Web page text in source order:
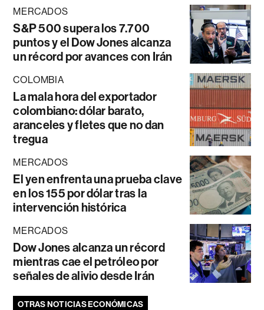
MERCADOS
S&P 500 supera los 7.700
puntos y el Dow Jones alcanza
un récord por avances con Irán
COLOMBIA
La mala hora del exportador
colombiano: dólar barato,
aranceles y fletes que no dan
tregua
MERCADOS
El yen enfrenta una prueba clave
en los 155 por dólar tras la
intervención histórica
MERCADOS
Dow Jones alcanza un récord
mientras cae el petróleo por
señales de alivio desde Irán
OTRAS NOTICIAS ECONÓMICAS